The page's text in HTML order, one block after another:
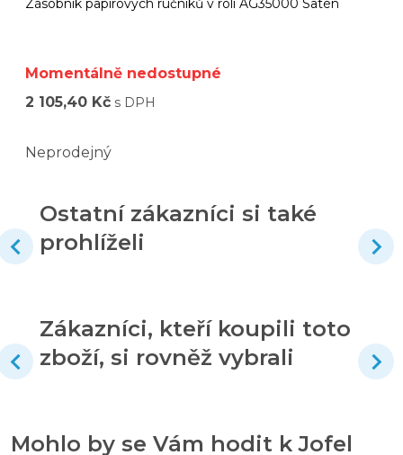
Zásobník papírových ručníků v roli AG35000 Satén
Momentálně nedostupné
2 105,40 Kč s DPH
Neprodejný
Ostatní zákazníci si také
prohlíželi
Zákazníci, kteří koupili toto
zboží, si rovněž vybrali
Mohlo by se Vám hodit k Jofel